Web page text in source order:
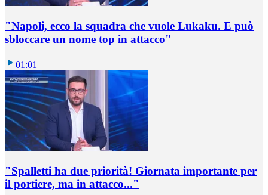
"Napoli, ecco la squadra che vuole Lukaku. E può
sbloccare un nome top in attacco"
01:01
"Spalletti ha due priorità! Giornata importante per
il portiere, ma in attacco..."